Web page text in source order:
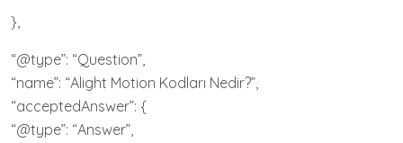
},
“@type”: “Question”,
“name”: “Alight Motion Kodları Nedir?”,
“acceptedAnswer”: {
“@type”: “Answer”,